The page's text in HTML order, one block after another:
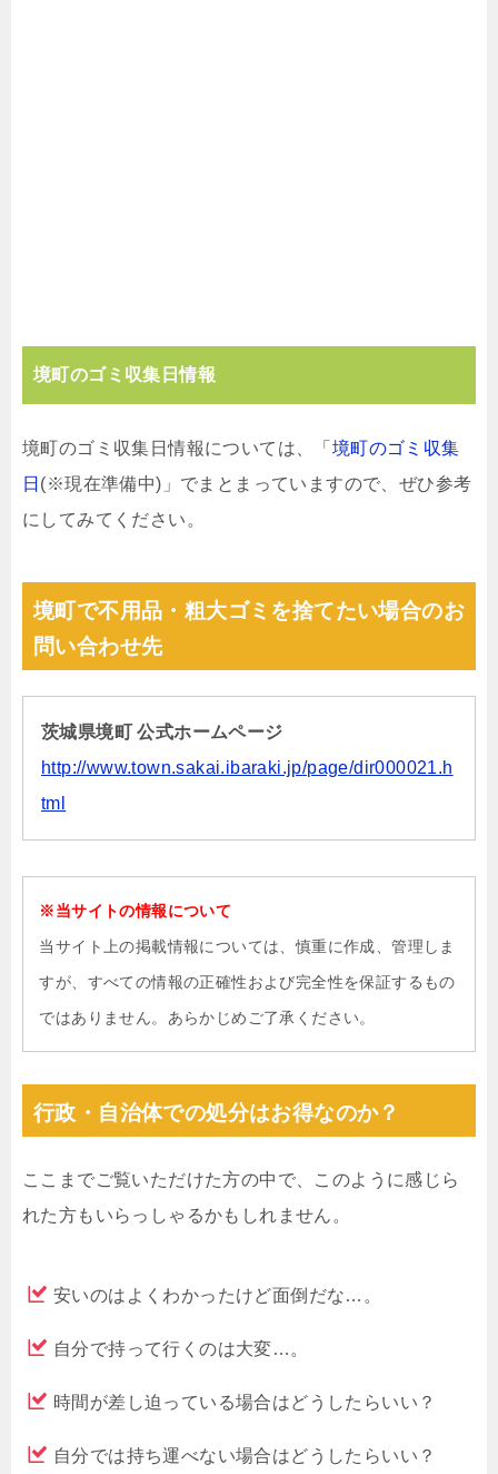
境町のゴミ収集日情報
境町のゴミ収集日情報については、「 境町のゴミ収集
日 (※現在準備中)」でまとまっていますので、ぜひ参考
にしてみてください。
境町で不用品・粗大ゴミを捨てたい場合のお
問い合わせ先
茨城県境町 公式ホームページ
http://www.town.sakai.ibaraki.jp/page/dir000021.h
tml
※当サイトの情報について
当サイト上の掲載情報については、慎重に作成、管理しま
すが、すべての情報の正確性および完全性を保証するもの
ではありません。あらかじめご了承ください。
行政・自治体での処分はお得なのか？
ここまでご覧いただけた方の中で、このように感じら
れた方もいらっしゃるかもしれません。
安いのはよくわかったけど面倒だな…。
自分で持って行くのは大変…。
時間が差し迫っている場合はどうしたらいい？
自分では持ち運べない場合はどうしたらいい？